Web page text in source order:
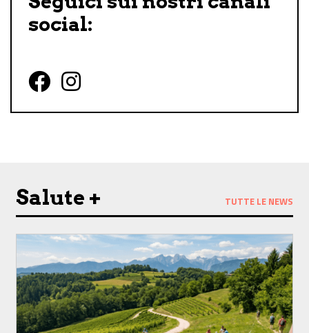
social:
Follow us on Facebook
Follow us on Instagram
Salute + TUTTE LE NEWS